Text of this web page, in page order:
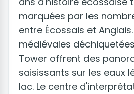
marquées par les
entre Écossais et
médiévales
Tower offrent des
saisissants sur les eaux
lac. Le centre